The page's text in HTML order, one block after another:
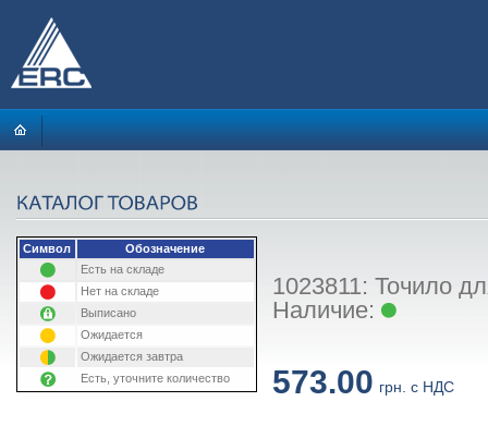
Символ
Обозначение
Есть на складе
Нет на складе
Выписано
Ожидается
Ожидается завтра
Есть, уточните количество
1023811: Точило
Наличие:
573.00 грн. с НДС